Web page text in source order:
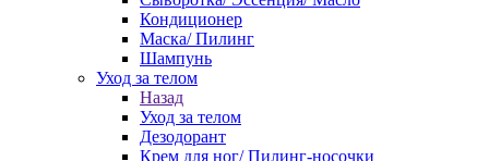
Кондиционер
Маска/ Пилинг
Шампунь
Уход за телом
Назад
Уход за телом
Дезодорант
Крем для ног/ Пилинг-носочки